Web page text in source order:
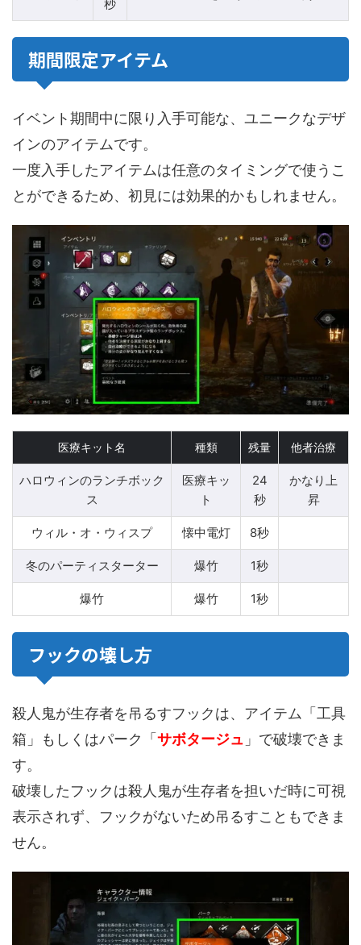
秒
期間限定アイテム
イベント期間中に限り入手可能な、ユニークなデザ
インのアイテムです。
一度入手したアイテムは任意のタイミングで使うこ
とができるため、初見には効果的かもしれません。
医療キット名 種類 残量 他者治療
ハロウィンのランチボック
ス
医療キッ
ト
24
秒
かなり上
昇
ウィル・オ・ウィスプ 懐中電灯 8秒
冬のパーティスターター 爆竹 1秒
爆竹 爆竹 1秒
フックの壊し方
殺人鬼が生存者を吊るすフックは、アイテム「工具
箱」もしくはパーク「 サボタージュ 」で破壊できま
す。
破壊したフックは殺人鬼が生存者を担いだ時に可視
表示されず、フックがないため吊るすこともできま
せん。